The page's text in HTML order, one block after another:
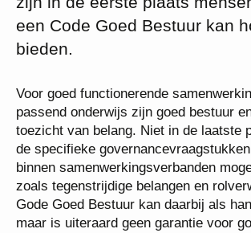
een Code Goed Bestuur kan
bieden.
Voor goed functionerende
passend onderwijs zijn goed bestuur
toezicht van belang. Niet in de laatste
de specifieke
binnen samenwerkingsverbanden
zoals tegenstrijdige belangen en
Gode Goed Bestuur kan daarbij als
maar is uiteraard geen garantie voor